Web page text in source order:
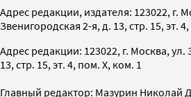
Адрес редакции, издателя: 123022, г.
Звенигородская 2-я, д. 13, стр. 15, эт.
Адрес редакции: 123022, г. Москва, ул.
13, стр. 15, эт. 4, пом. X, ком. 1
Главный редактор: Мазурин Николай